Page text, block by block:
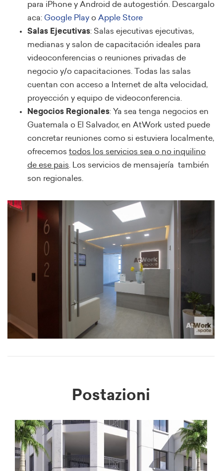
para iPhone y Android de autogestión. Descargalo
aca: Google Play o Apple Store
Salas Ejecutivas: Salas ejecutivas ejecutivas,
medianas y salon de capacitación ideales para
videoconferencias o reuniones privadas de
negocio y/o capacitaciones. Todas las salas
cuentan con acceso a Internet de alta velocidad,
proyección y equipo de videoconferencia.
Negocios Regionales: Ya sea tenga negocios en
Guatemala o El Salvador, en AtWork usted puede
concretar reuniones como si estuviera localmente,
ofrecemos todos los servicios sea o no inquilino
de ese pais . Los servicios de mensajería también
son regionales.
Postazioni